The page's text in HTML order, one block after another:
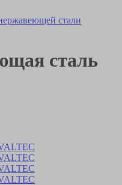
стали
сталь